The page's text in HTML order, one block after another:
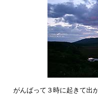
がんばって３時に起きて出